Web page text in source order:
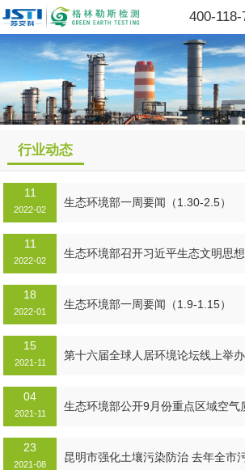
400-118-
行业动态
11
2022-02
生态环境部一周要闻（1.30-2.5）
11
2022-02
生态环境部召开习近平生态文明思
18
2022-01
生态环境部一周要闻（1.9-1.15）
15
2021-11
第十六届全球人居环境论坛线上举办
04
2021-11
生态环境部公开9月份重点区域空气
23
2021-08
昆明市强化土壤污染防治 去年全市